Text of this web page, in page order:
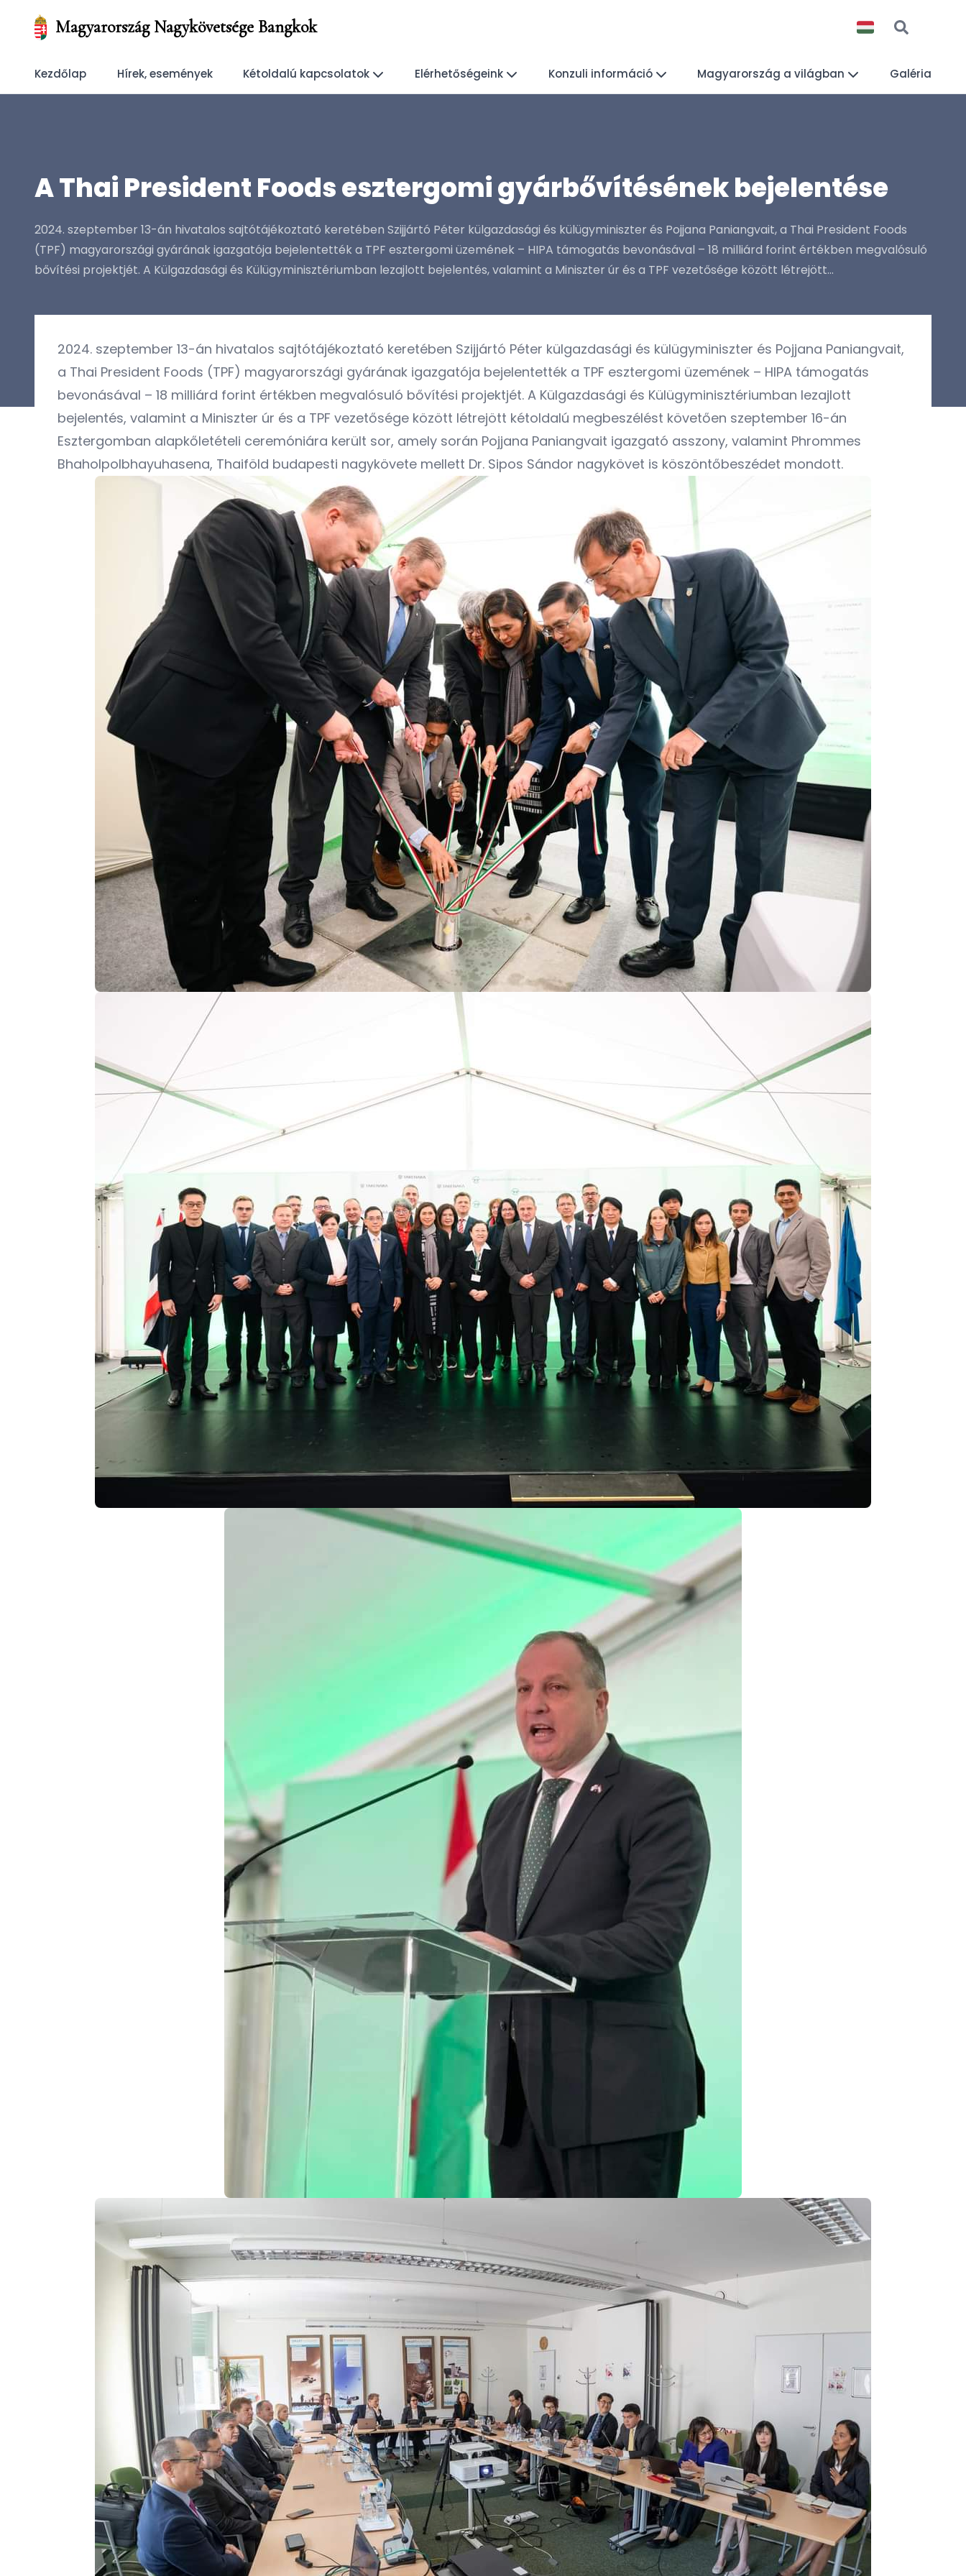
Magyarország Nagykövetsége Bangkok
Kezdőlap Hírek, események Kétoldalú kapcsolatok Elérhetőségeink Konzuli információ Magyarország a világban Galéria
A Thai President Foods esztergomi gyárbővítésének bejelentése
2024. szeptember 13-án hivatalos sajtótájékoztató keretében Szijjártó Péter külgazdasági és külügyminiszter és Pojjana Paniangvait, a Thai President Foods
(TPF) magyarországi gyárának igazgatója bejelentették a TPF esztergomi üzemének – HIPA támogatás bevonásával – 18 milliárd forint értékben megvalósuló
bővítési projektjét. A Külgazdasági és Külügyminisztériumban lezajlott bejelentés, valamint a Miniszter úr és a TPF vezetősége között létrejött...
2024. szeptember 13-án hivatalos sajtótájékoztató keretében Szijjártó Péter külgazdasági és külügyminiszter és Pojjana Paniangvait,
a Thai President Foods (TPF) magyarországi gyárának igazgatója bejelentették a TPF esztergomi üzemének – HIPA támogatás
bevonásával – 18 milliárd forint értékben megvalósuló bővítési projektjét. A Külgazdasági és Külügyminisztériumban lezajlott
bejelentés, valamint a Miniszter úr és a TPF vezetősége között létrejött kétoldalú megbeszélést követően szeptember 16-án
Esztergomban alapkőletételi ceremóniára került sor, amely során Pojjana Paniangvait igazgató asszony, valamint Phrommes
Bhaholpolbhayuhasena, Thaiföld budapesti nagykövete mellett Dr. Sipos Sándor nagykövet is köszöntőbeszédet mondott.